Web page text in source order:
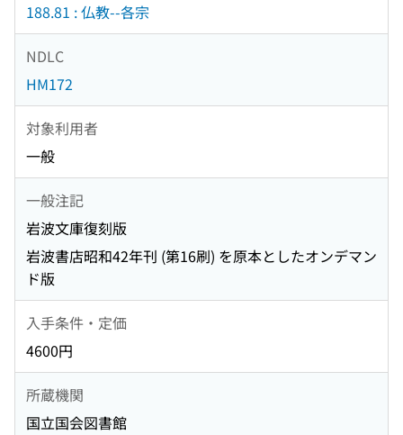
188.81 : 仏教--各宗
NDLC
HM172
対象利用者
一般
一般注記
岩波文庫復刻版
岩波書店昭和42年刊 (第16刷) を原本としたオンデマン
ド版
入手条件・定価
4600円
所蔵機関
国立国会図書館